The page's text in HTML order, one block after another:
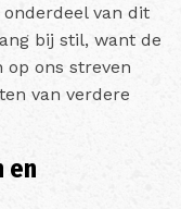
van dit
bij stil, want de
op ons streven
van verdere
en